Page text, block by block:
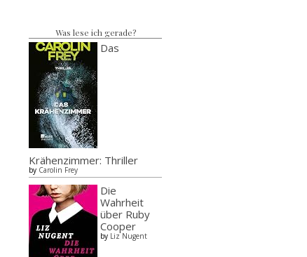
Was lese ich gerade?
Das
Krähenzimmer: Thriller
by Carolin Frey
Die
Wahrheit
über Ruby
Cooper
by Liz Nugent